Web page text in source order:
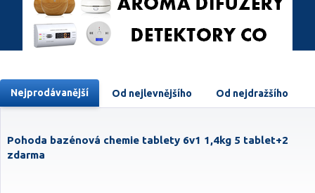
Nejprodávanější Od nejlevnějšího Od nejdražšího
Pohoda bazénová chemie tablety 6v1 1,4kg 5 tablet+2
zdarma